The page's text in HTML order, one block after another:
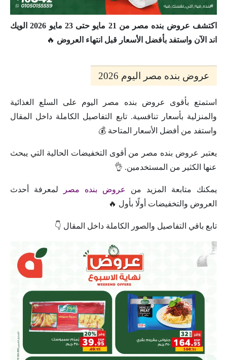
اكتشف عروض بنده مصر من 21 مايو حتى 23 مايو 2026 الويك
اند الآن واستفد بأفضل الأسعار قبل انتهاء العروض 🔥
عروض بنده مصر اليوم 2026
استمتع بأقوى عروض بنده مصر اليوم على السلع الغذائية
والمنزلية بأسعار تنافسية. تابع التفاصيل الكاملة داخل المقال
واستفد من أفضل الأسعار المتاحة 💰
يعتبر عروض بنده مصر من أقوى التخفيضات الحالية التي يبحث
عنها الكثير من المستخدمين. 👌
يمكنك متابعة المزيد من عروض بنده مصر
لمعرفة أحدث
العروض والتخفيضات أولًا بأول 🔥
تابع باقي التفاصيل والصور الكاملة داخل المقال 👇